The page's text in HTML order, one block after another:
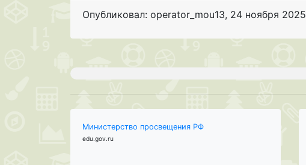
Опубликовал: operator_mou13, 24 ноября 2025
Министерство просвещения РФ
edu.gov.ru